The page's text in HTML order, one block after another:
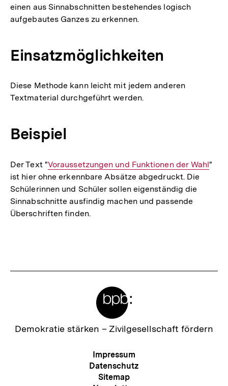
einen aus Sinnabschnitten bestehendes logisch
aufgebautes Ganzes zu erkennen.
Einsatzmöglichkeiten
Diese Methode kann leicht mit jedem anderen
Textmaterial durchgeführt werden.
Beispiel
Der Text "Interner
Link:
Voraussetzungen und Funktionen der Wahl"
ist hier ohne erkennbare Absätze abgedruckt. Die
Schülerinnen und Schüler sollen eigenständig die
Sinnabschnitte ausfindig machen und passende
Überschriften finden.
Zur
Demokratie stärken – Zivilgesellschaft fördern
Meta-
Navigation
Impressum
Datenschutz
Sitemap